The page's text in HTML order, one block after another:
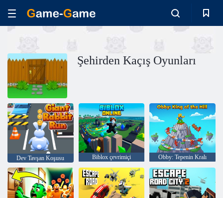
Şehirden Kaçış Oyunları
Dev Tavşan Koşusu Biblox çevrimiçi Obby: Tepenin Kralı